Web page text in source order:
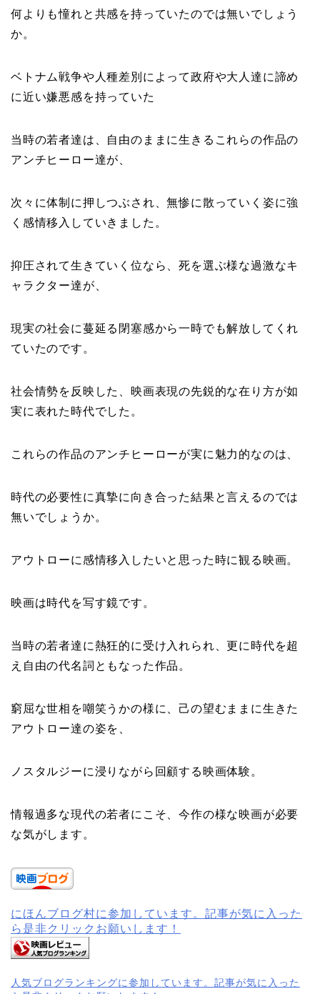
何よりも憧れと共感を持っていたのでは無いでしょう
か。
ベトナム戦争や人種差別によって政府や大人達に諦め
に近い嫌悪感を持っていた
当時の若者達は、自由のままに生きるこれらの作品の
アンチヒーロー達が、
次々に体制に押しつぶされ、無惨に散っていく姿に強
く感情移入していきました。
抑圧されて生きていく位なら、死を選ぶ様な過激なキ
ャラクター達が、
現実の社会に蔓延る閉塞感から一時でも解放してくれ
ていたのです。
社会情勢を反映した、映画表現の先鋭的な在り方が如
実に表れた時代でした。
これらの作品のアンチヒーローが実に魅力的なのは、
時代の必要性に真摯に向き合った結果と言えるのでは
無いでしょうか。
アウトローに感情移入したいと思った時に観る映画。
映画は時代を写す鏡です。
当時の若者達に熱狂的に受け入れられ、更に時代を超
え自由の代名詞ともなった作品。
窮屈な世相を嘲笑うかの様に、己の望むままに生きた
アウトロー達の姿を、
ノスタルジーに浸りながら回顧する映画体験。
情報過多な現代の若者にこそ、今作の様な映画が必要
な気がします。
にほんブログ村に参加しています。記事が気に入った
ら是非クリックお願いします！
人気ブログランキングに参加しています。記事が気に入った